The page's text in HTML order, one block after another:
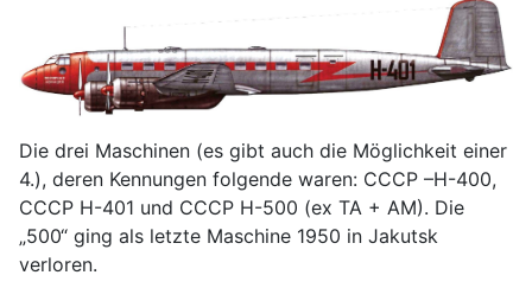
Die drei Maschinen (es gibt auch die Möglichkeit einer
4.), deren Kennungen folgende waren: CCCP –H-400,
CCCP H-401 und CCCP H-500 (ex TA + AM). Die
„500“ ging als letzte Maschine 1950 in Jakutsk
verloren.